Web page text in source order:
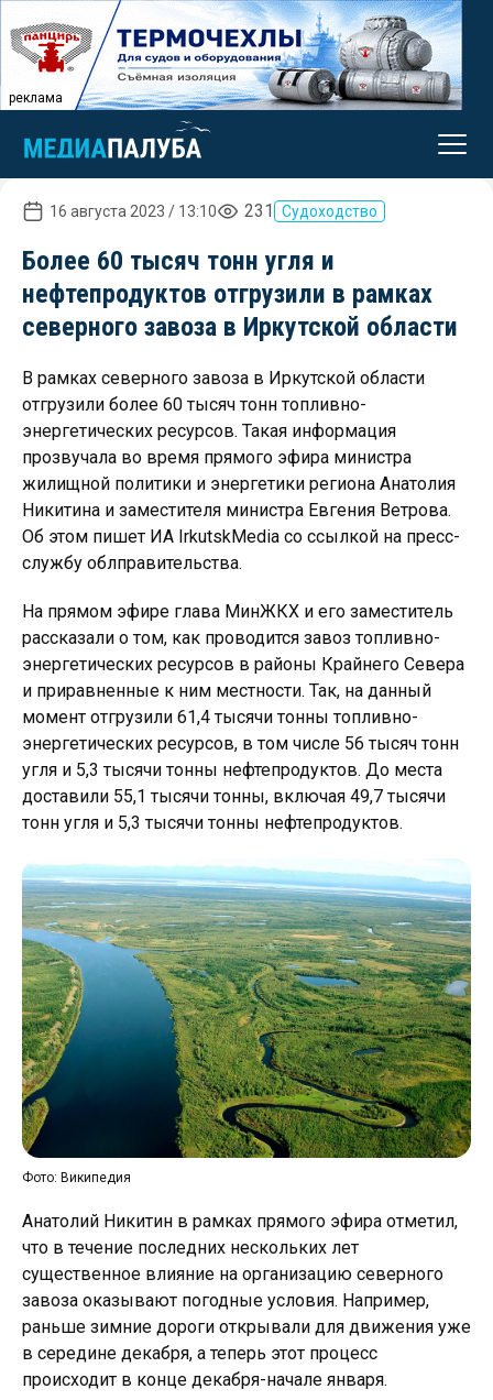
реклама
16 августа 2023 / 13:10 231 Судоходство
Более 60 тысяч тонн угля и
нефтепродуктов отгрузили в рамках
северного завоза в Иркутской области
В рамках северного завоза в Иркутской области
отгрузили более 60 тысяч тонн топливно-
энергетических ресурсов. Такая информация
прозвучала во время прямого эфира министра
жилищной политики и энергетики региона Анатолия
Никитина и заместителя министра Евгения Ветрова.
Об этом пишет ИА IrkutskMedia со ссылкой на пресс-
службу облправительства.
На прямом эфире глава МинЖКХ и его заместитель
рассказали о том, как проводится завоз топливно-
энергетических ресурсов в районы Крайнего Севера
и приравненные к ним местности. Так, на данный
момент отгрузили 61,4 тысячи тонны топливно-
энергетических ресурсов, в том числе 56 тысяч тонн
угля и 5,3 тысячи тонны нефтепродуктов. До места
доставили 55,1 тысячи тонны, включая 49,7 тысячи
тонн угля и 5,3 тысячи тонны нефтепродуктов.
Фото: Википедия
Анатолий Никитин в рамках прямого эфира отметил,
что в течение последних нескольких лет
существенное влияние на организацию северного
завоза оказывают погодные условия. Например,
раньше зимние дороги открывали для движения уже
в середине декабря, а теперь этот процесс
происходит в конце декабря-начале января.